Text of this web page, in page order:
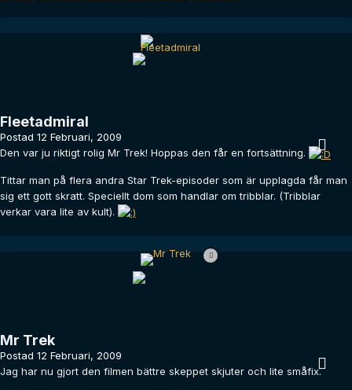
Fleetadmiral
Postad 12 Februari, 2009
Den var ju riktigt rolig Mr Trek! Hoppas den får en fortsättning.
Tittar man på flera andra Star Trek-episoder som är upplagda får man
sig ett gott skratt. Speciellt dom som handlar om tribblar. (Tribblar
verkar vara lite av kult).
Mr Trek
Postad 12 Februari, 2009
Jag har nu gjort den filmen bättre skeppet skjuter och lite småfix.